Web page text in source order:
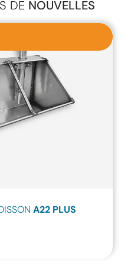
DE NOUVELLES
A22 PLUS